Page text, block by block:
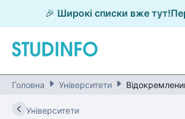
🎉 Широкі списки вже тут!
Головна Університети
Університети